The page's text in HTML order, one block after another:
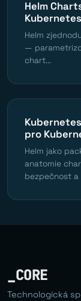
Helm
Kubernetes
Helm
—
chart...
pro
Helm jako
anatomie
bezpečnost a
_CORE
Technologická